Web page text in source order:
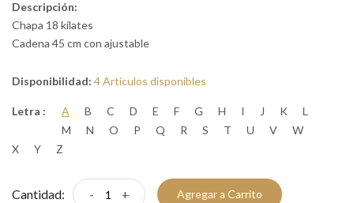
Descripción:
Chapa 18 kilates
Cadena 45 cm con ajustable
Disponibilidad: 4 Artículos disponibles
Letra : A B C D E F G H I J K
L
M
N O P Q R S T U V
W
X
Y Z
Cantidad: - + Agregar a Carrito